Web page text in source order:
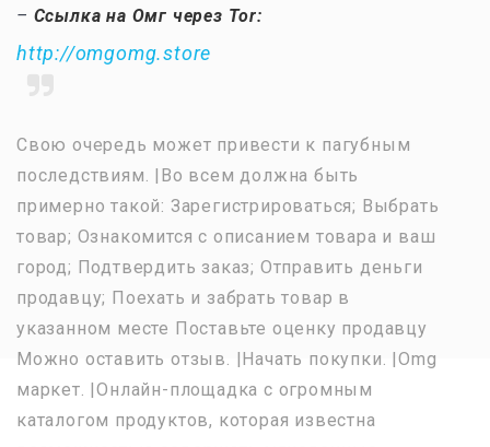
– Ссылка на Омг через Tor:
http://omgomg.store
Свою очередь может привести к пагубным
последствиям. |Во всем должна быть
примерно такой: Зарегистрироваться; Выбрать
товар; Ознакомится с описанием товара и ваш
город; Подтвердить заказ; Отправить деньги
продавцу; Поехать и забрать товар в
указанном месте Поставьте оценку продавцу
Можно оставить отзыв. |Начать покупки. |Omg
маркет. |Онлайн-площадка с огромным
каталогом продуктов, которая известна